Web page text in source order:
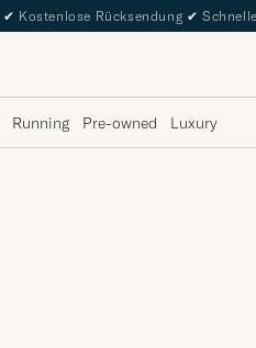
✔ Kostenlose Rücksendung ✔
Running Pre-owned Luxury